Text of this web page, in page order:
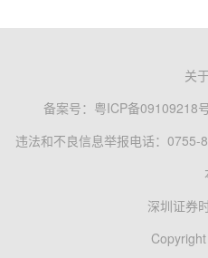
关
备案号： 粤ICP备09109218
违法和不良信息举报电话：0755-
深圳证券